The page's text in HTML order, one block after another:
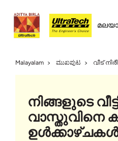
Malayalam ಮುಖಪುಟ വീട്
നിങ്ങളുടെ
വാസ്തുവിനെ
ഉൾക്കാഴ്ചകൾ